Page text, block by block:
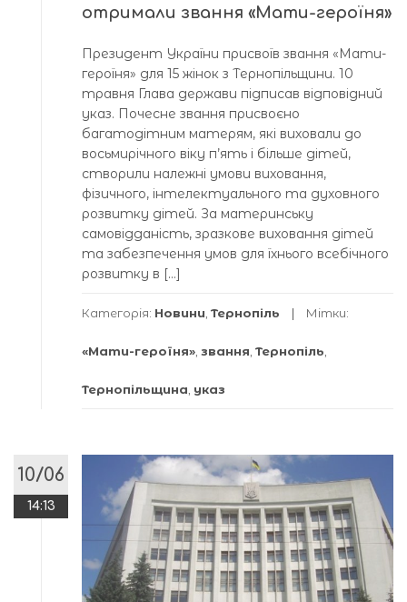
отримали звання «Мати-героїня»
Президент України присвоїв звання «Мати-
героїня» для 15 жінок з Тернопільщини. 10
травня Глава держави підписав відповідний
указ. Почесне звання присвоєно
багатодітним матерям, які виховали до
восьмирічного віку п’ять і більше дітей,
створили належні умови виховання,
фізичного, інтелектуального та духовного
розвитку дітей. За материнську
самовідданість, зразкове виховання дітей
та забезпечення умов для їхнього всебічного
розвитку в […]
Категорія: Новини Тернопіль Мітки:
«Мати-героїня» звання Тернопіль
Тернопільщина указ
10/06
14:13